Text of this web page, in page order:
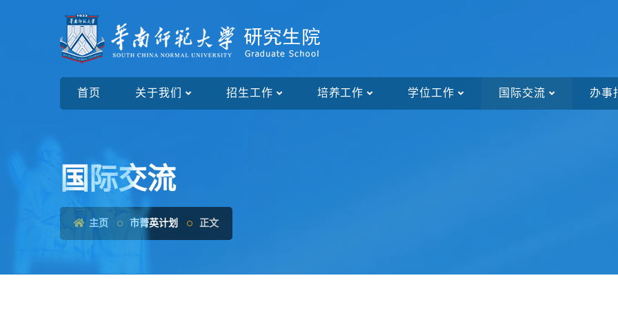
首页 关于我们 招生工作 培养工作 学位工作 国际交流 办事
国际交流
主页 市菁英计划 正文